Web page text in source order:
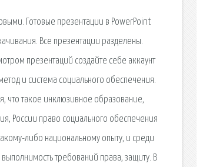
Готовые презентации в PowerPoint
Все презентации разделены.
презентаций создайте себе аккаунт
и система социального обеспечения.
что такое инклюзивное образование,
России право социального обеспечения
либо национальному опыту, и среди
требований права, защиту. В